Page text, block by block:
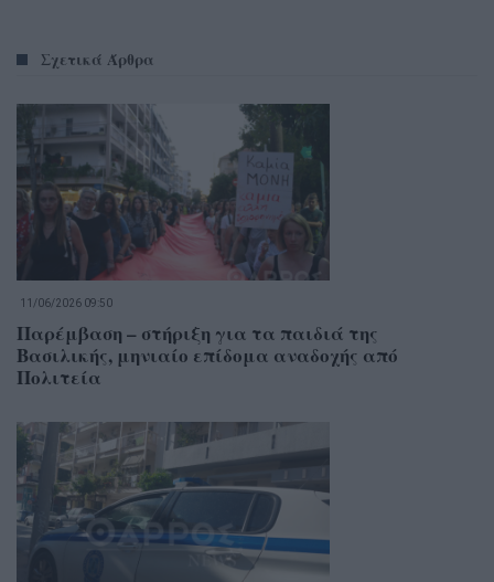
Σχετικά Άρθρα
11/06/2026 09:50
Παρέμβαση – στήριξη για τα παιδιά της
Βασιλικής, μηνιαίο επίδομα αναδοχής από
Πολιτεία